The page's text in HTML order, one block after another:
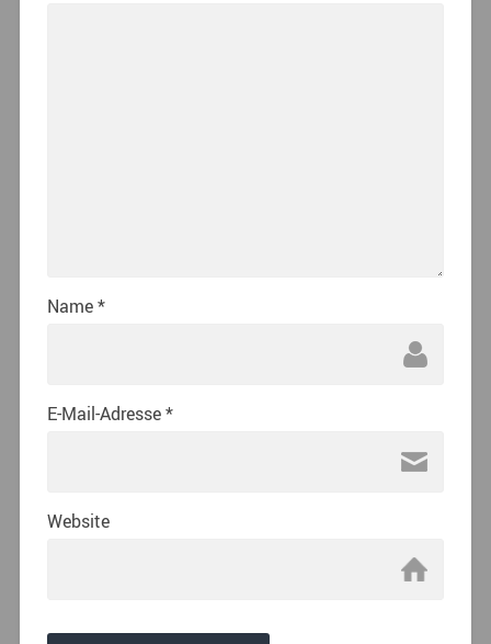
Name*
E-Mail-Adresse*
Website